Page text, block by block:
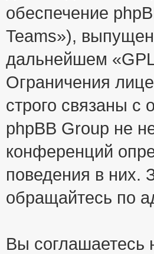
обеспечение
Teams»),
дальнейшем
Ограничения
строго связаны с
phpBB Group не
конференций
поведения в них.
обращайтесь по
Вы соглашаетесь